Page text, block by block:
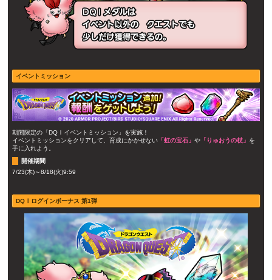
イベントミッション
期間限定の「DQⅠイベントミッション」を実施！
イベントミッションをクリアして、育成にかかせない 「虹の宝石」 や 「りゅおうの杖」 を
手に入れよう。
開催期間
7/23(木)～8/18(火)9:59
DQⅠログインボーナス 第1弾